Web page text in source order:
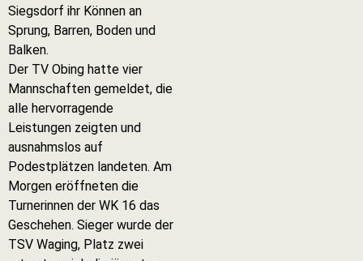
Siegsdorf ihr Können an
Sprung, Barren, Boden und
Balken.
Der TV Obing hatte vier
Mannschaften gemeldet, die
alle hervorragende
Leistungen zeigten und
ausnahmslos auf
Podestplätzen landeten. Am
Morgen eröffneten die
Turnerinnen der WK 16 das
Geschehen. Sieger wurde der
TSV Waging, Platz zwei